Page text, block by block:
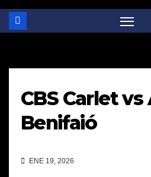
CBS Carlet
Benifaió
ENE 19, 2026